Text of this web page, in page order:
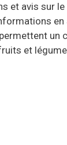
et avis sur
un
et